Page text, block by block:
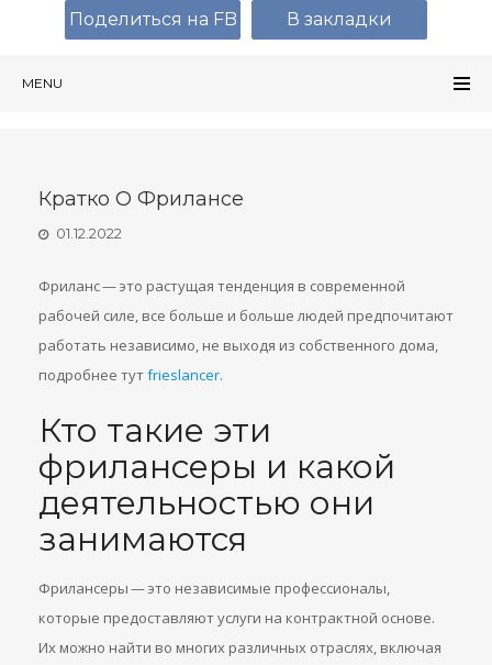
MENU
Кратко О Фрилансе
01.12.2022
Фриланс — это растущая тенденция в современной
рабочей силе, все больше и больше людей предпочитают
работать независимо, не выходя из собственного дома,
подробнее тутfrieslancer.
Кто такие эти
фрилансеры и какой
деятельностью они
занимаются
Фрилансеры — это независимые профессионалы,
которые предоставляют услуги на контрактной основе.
Их можно найти во многих различных отраслях, включая
Поделиться на FB В закладки